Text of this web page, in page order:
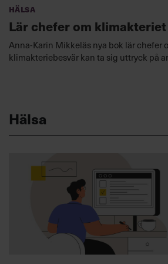
Hälsa
Lär chefer om klimakteriet
Anna-Karin Mikkeläs nya bok lär chefer
klimakteriebesvär kan ta sig uttryck på
Hälsa